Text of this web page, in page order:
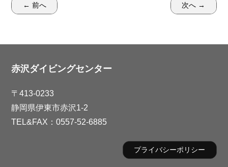
← 前へ 次へ →
赤沢ダイビングセンター
〒413-0233
静岡県伊東市赤沢1-2
TEL&FAX：0557-52-6885
プライバシーポリシー